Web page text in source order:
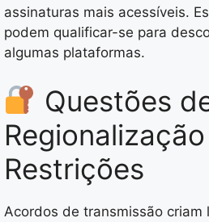
assinaturas mais acessíveis.
podem qualificar-se para
algumas plataformas.
Questões
Restrições
Acordos de transmissão criam